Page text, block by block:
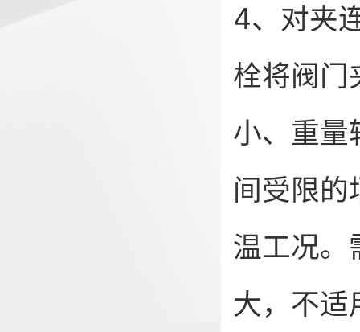
4、对夹
栓将阀门
小、重量
间受限的
温工况。
大，不适